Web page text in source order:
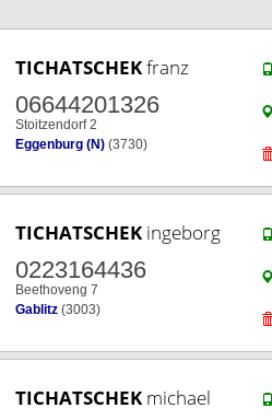
TICHATSCHEKfranz
06644201326
Stoitzendorf 2
Eggenburg (N) (3730)
TICHATSCHEK ingeborg
0223164436
Beethoveng 7
Gablitz (3003)
TICHATSCHEK michael